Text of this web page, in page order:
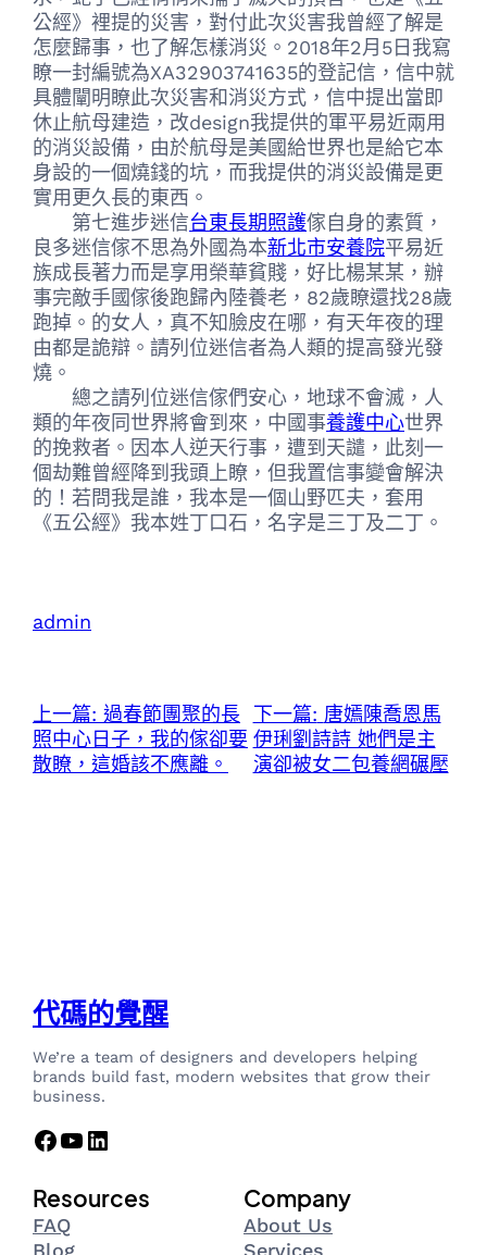
公經》裡提的災害，對付此次災害我曾經了解是
怎麼歸事，也了解怎樣消災。2018年2月5日我寫
瞭一封編號為XA32903741635的登記信，信中就
具體闡明瞭此次災害和消災方式，信中提出當即
休止航母建造，改design我提供的軍平易近兩用
的消災設備，由於航母是美國給世界也是給它本
身設的一個燒錢的坑，而我提供的消災設備是更
實用更久長的東西。
第七進步迷信台東長期照護傢自身的素質，
良多迷信傢不思為外國為本新北市安養院平易近
族成長著力而是享用榮華貧賤，好比楊某某，辦
事完敵手國傢後跑歸內陸養老，82歲瞭還找28歲
跑掉。的女人，真不知臉皮在哪，有天年夜的理
由都是詭辯。請列位迷信者為人類的提高發光發
燒。
總之請列位迷信傢們安心，地球不會滅，人
類的年夜同世界將會到來，中國事養護中心世界
的挽救者。因本人逆天行事，遭到天譴，此刻一
個劫難曾經降到我頭上瞭，但我置信事變會解決
的！若問我是誰，我本是一個山野匹夫，套用
《五公經》我本姓丁口石，名字是三丁及二丁。
admin
上一篇: 過春節團聚的長
照中心日子，我的傢卻要
散瞭，這婚該不應離。
下一篇: 唐嫣陳喬恩馬
伊琍劉詩詩 她們是主
演卻被女二包養網碾壓
代碼的覺醒
We’re a team of designers and developers helping
brands build fast, modern websites that grow their
business.
Facebook YouTube LinkedIn
Resources
FAQ
Blog
Company
About Us
Services